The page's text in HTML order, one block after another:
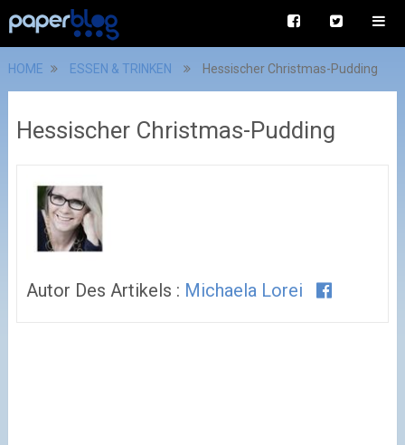
HOME ESSEN & TRINKEN Hessischer Christmas-Pudding
Hessischer Christmas-Pudding
Autor Des Artikels : Michaela Lorei